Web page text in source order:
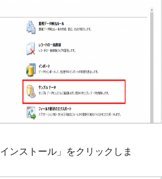
ンストール」をクリックしま